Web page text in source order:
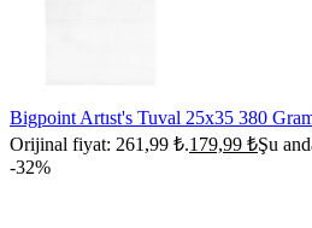
Bigpoint Artıst's Tuval 25x35 380
Orijinal fiyat: 261,99 ₺.179,99 ₺Şu
-32%